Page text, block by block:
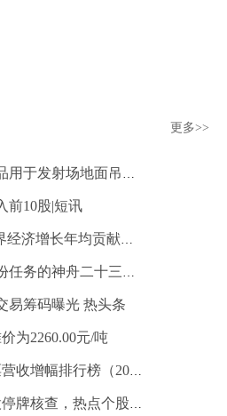
更多>>
佳电股份：公司电机产品用于发射场地面吊装作业，属于航天发射地面支持系统配套部件 独家焦点
前10股|短讯
“十四五”时期中国对世界经济增长年均贡献率达到30%左右|热闻
目前，接替承担滚动备份任务的神舟二十三号飞船已运抵酒泉卫星发射中心，长征二号F遥二十三运载火箭即将出厂启运
易筹码曝光 热头条
为2260.00元/吨
光通信公司哪家好_股票营收增幅排行榜（2025年第三季度）
股价飙升！开年已有7股停牌核查，热点个股炒作“降温” 热点聚焦